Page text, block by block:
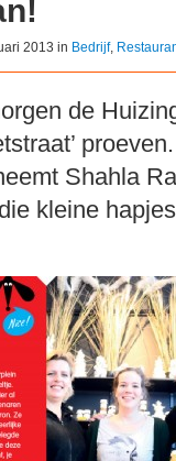
2013 in Bedrijf,
de
Shahla
kleine